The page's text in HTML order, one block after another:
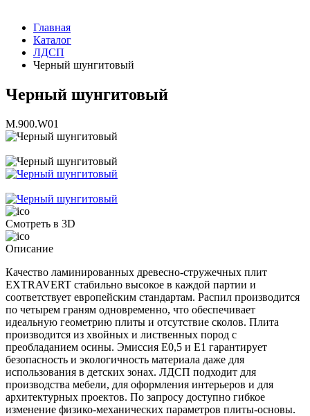
Главная
Каталог
ЛДСП
Черный шунгитовый
Черный шунгитовый
M.900.W01
Смотреть в 3D
Описание
Качество ламинированных древесно-стружечных плит
EXTRAVERT стабильно высокое в каждой партии и
соответствует европейским стандартам. Распил производится
по четырем граням одновременно, что обеспечивает
идеальную геометрию плиты и отсутствие сколов. Плита
производится из хвойных и лиственных пород с
преобладанием осины. Эмиссия Е0,5 и Е1 гарантирует
безопасность и экологичность материала даже для
использования в детских зонах. ЛДСП подходит для
производства мебели, для оформления интерьеров и для
архитектурных проектов. По запросу доступно гибкое
изменение физико-механических параметров плиты-основы.